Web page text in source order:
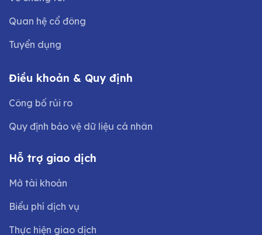
Quan hệ cổ đông
Tuyển dụng
Điều khoản & Quy định
Công bố rủi ro
Quy định bảo vệ dữ liệu cá nhân
Hỗ trợ giao dịch
Mở tài khoản
Biểu phí dịch vụ
Thực hiện giao dịch